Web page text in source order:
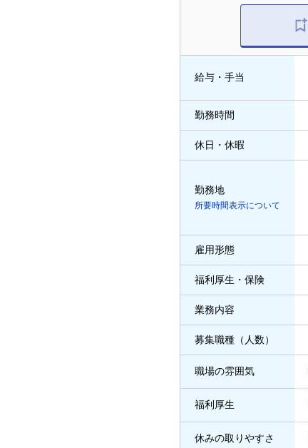
給与・手当
勤務時間
休日・休暇
勤務地
所要時間表示について
雇用形態
福利厚生・保険
業務内容
募集職種（人数）
職場の雰囲気
福利厚生
休みの取りやすさ